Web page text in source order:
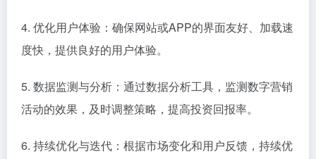
4. 优化用户体验：确保网站或APP的界面友好、加载速
度快，提供良好的用户体验。
5. 数据监测与分析：通过数据分析工具，监测数字营销
活动的效果，及时调整策略，提高投资回报率。
6. 持续优化与迭代：根据市场变化和用户反馈，持续优